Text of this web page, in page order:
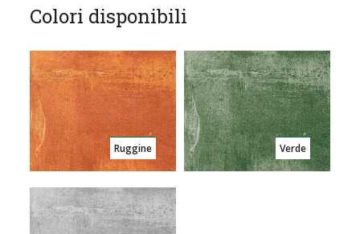
Colori disponibili
Ruggine Verde